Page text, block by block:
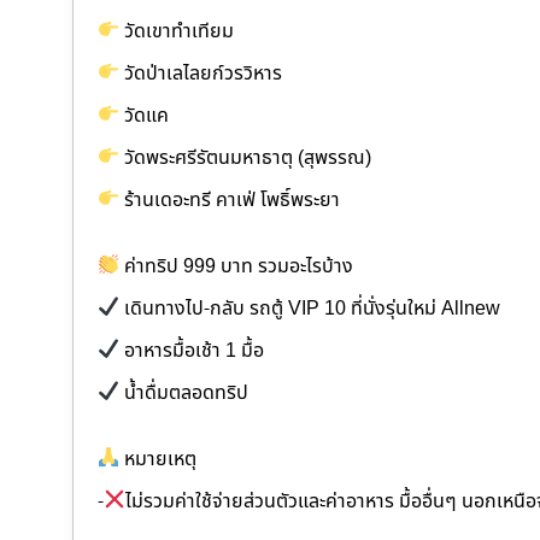
วัดเขาทำเทียม
วัดป่าเลไลยก์วรวิหาร
วัดแค
วัดพระศรีรัตนมหาธาตุ (สุพรรณ)
ร้านเดอะทรี คาเฟ่ โพธิ์พระยา
ค่าทริป 999 บาท รวมอะไรบ้าง
เดินทางไป-กลับ รถตู้ VIP 10 ที่นั่งรุ่นใหม่ Allnew
อาหารมื้อเช้า 1 มื้อ
น้ำดื่มตลอดทริป
หมายเหตุ
-
ไม่รวมค่าใช้จ่ายส่วนตัวและค่าอาหาร มื้ออื่นๆ นอกเหนื